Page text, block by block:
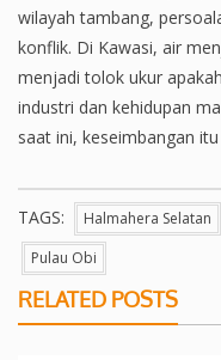
wilayah tambang,
konflik. Di Kawasi, air
menjadi tolok ukur
industri dan kehidupan
saat ini, keseimbangan
TAGS: Halmahera Selatan
Pulau Obi
RELATED POSTS